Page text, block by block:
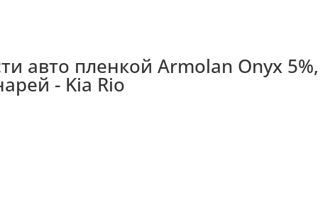
авто пленкой Armolan Onyx 5%,
- Kia Rio